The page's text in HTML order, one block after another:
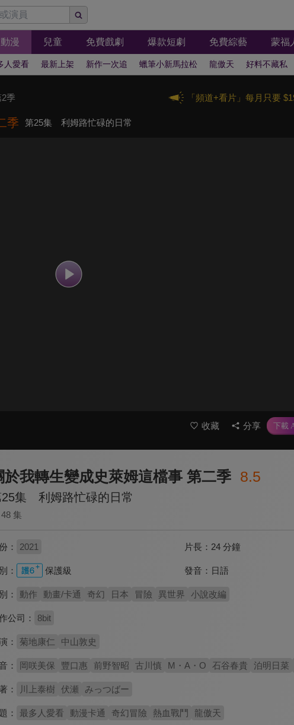
動漫 兒童 免費戲劇 爆款短劇 免費綜藝 蒙福
人愛看 最新上架 新作一次追 蠟筆小新馬拉松 龍傲天 好料不藏私
「頻道+看片」每月只要
2季
季 第25集 利姆路忙碌的日常
收藏 分享
於我轉生變成史萊姆這檔事 第二季 8.5
25集 利姆路忙碌的日常
集
： 2021 片長： 24 分鐘
： 保護級 發音： 日語
： 動作 動畫/卡通 奇幻 日本 冒險 異世界 小說改編
公司： 8bit
： 菊地康仁 中山敦史
： 岡咲美保 豐口惠 前野智昭 古川慎 M・A・O 石谷春貴 泊明日菜
： 川上泰樹 伏瀬 みっつばー
： 最多人愛看 動漫卡通 奇幻冒險 熱血戰鬥 龍傲天